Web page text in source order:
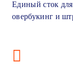
Единый сток
овербукинг и